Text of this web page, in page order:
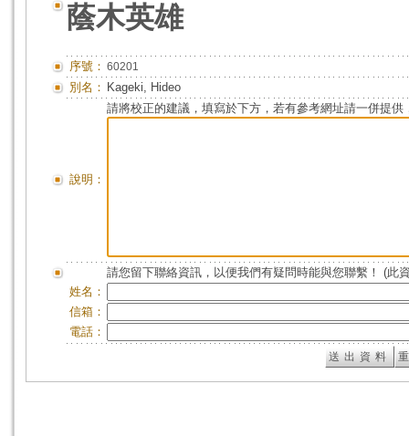
蔭木英雄
序號： 60201
別名： Kageki, Hideo
說明：
請將校正的建議，填寫於下方，若有參考網址請一併提供
請您留下聯絡資訊，以便我們有疑問時能與您聯繫！ (此
姓名：
信箱：
電話：